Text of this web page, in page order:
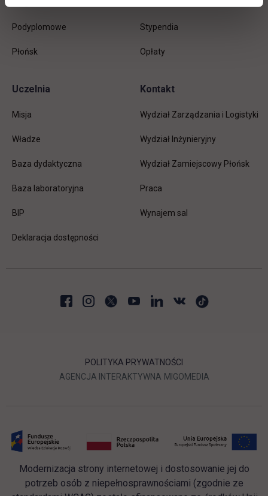
Podyplomowe
Płońsk
Stypendia
Opłaty
Uczelnia
Misja
Władze
Baza dydaktyczna
Baza laboratoryjna
BIP
Deklaracja dostępności
Kontakt
Wydział Zarządzania i Logistyki
Wydział Inżynieryjny
Wydział Zamiejscowy Płońsk
Praca
Wynajem sal
POLITYKA PRYWATNOŚCI
AGENCJA INTERAKTYWNA LINK OTWIERA SIĘ W
MIGOMEDIA
Modernizacja strony internetowej i dostosowanie jej do
potrzeb osób z niepełnosprawnościami (zgodnie ze